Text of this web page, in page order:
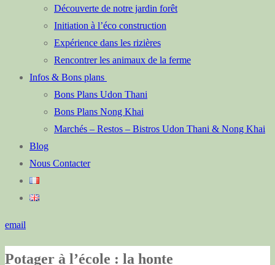
Découverte de notre jardin forêt
Initiation à l’éco construction
Expérience dans les rizières
Rencontrer les animaux de la ferme
Infos & Bons plans
Bons Plans Udon Thani
Bons Plans Nong Khai
Marchés – Restos – Bistros Udon Thani & Nong Khai
Blog
Nous Contacter
email
Potager à l’école : la honte